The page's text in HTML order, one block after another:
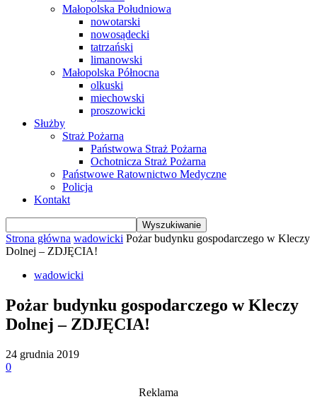
Małopolska Południowa
nowotarski
nowosądecki
tatrzański
limanowski
Małopolska Północna
olkuski
miechowski
proszowicki
Służby
Straż Pożarna
Państwowa Straż Pożarna
Ochotnicza Straż Pożarna
Państwowe Ratownictwo Medyczne
Policja
Kontakt
Strona główna wadowicki Pożar budynku gospodarczego w Kleczy
Dolnej – ZDJĘCIA!
wadowicki
Pożar budynku gospodarczego w Kleczy
Dolnej – ZDJĘCIA!
24 grudnia 2019
0
Reklama